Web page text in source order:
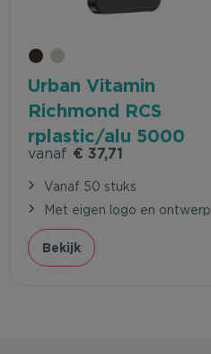
Urban Vitamin
Richmond RCS
rplastic/alu 5000
mAh powerbank
vanaf € 37,71
Vanaf 50 stuks
Met eigen logo en ontwerp
Bekijk